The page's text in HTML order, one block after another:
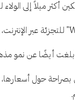
50% في المبيعات في
بصراحة حول